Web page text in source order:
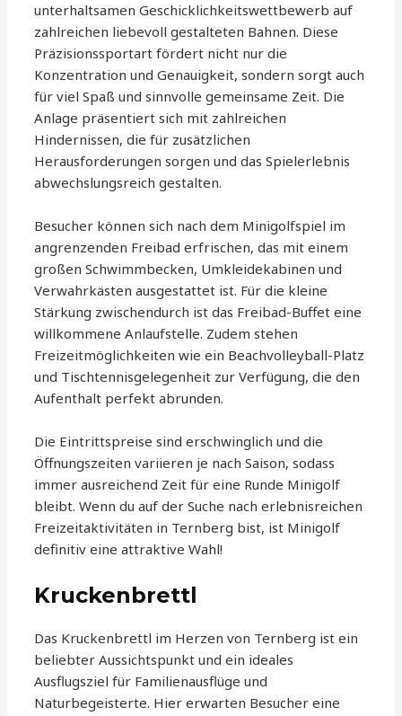
unterhaltsamen Geschicklichkeitswettbewerb auf
zahlreichen liebevoll gestalteten Bahnen. Diese
Präzisionssportart fördert nicht nur die
Konzentration und Genauigkeit, sondern sorgt auch
für viel Spaß und sinnvolle gemeinsame Zeit. Die
Anlage präsentiert sich mit zahlreichen
Hindernissen, die für zusätzlichen
Herausforderungen sorgen und das Spielerlebnis
abwechslungsreich gestalten.
Besucher können sich nach dem Minigolfspiel im
angrenzenden Freibad erfrischen, das mit einem
großen Schwimmbecken, Umkleidekabinen und
Verwahrkästen ausgestattet ist. Für die kleine
Stärkung zwischendurch ist das Freibad-Buffet eine
willkommene Anlaufstelle. Zudem stehen
Freizeitmöglichkeiten wie ein Beachvolleyball-Platz
und Tischtennisgelegenheit zur Verfügung, die den
Aufenthalt perfekt abrunden.
Die Eintrittspreise sind erschwinglich und die
Öffnungszeiten variieren je nach Saison, sodass
immer ausreichend Zeit für eine Runde Minigolf
bleibt. Wenn du auf der Suche nach erlebnisreichen
Freizeitaktivitäten in Ternberg bist, ist Minigolf
definitiv eine attraktive Wahl!
Kruckenbrettl
Das Kruckenbrettl im Herzen von Ternberg ist ein
beliebter Aussichtspunkt und ein ideales
Ausflugsziel für Familienausflüge und
Naturbegeisterte. Hier erwarten Besucher eine